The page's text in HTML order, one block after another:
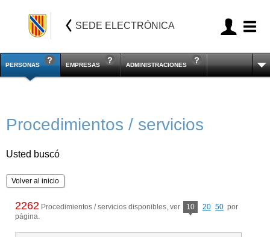
SEDE ELECTRÓNICA
PERSONAS EMPRESAS ADMINISTRACIONES
Procedimientos / servicios
Usted buscó
Volver al inicio
2262 Procedimientos / servicios disponibles, ver 10 20 50 por
página.